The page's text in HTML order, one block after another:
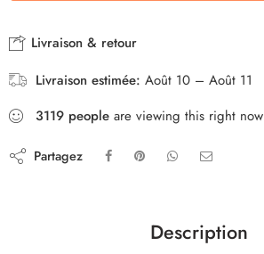
Livraison & retour
Livraison estimée: Août 10 – Août 11
3119 people are viewing this right now
Partagez
Description